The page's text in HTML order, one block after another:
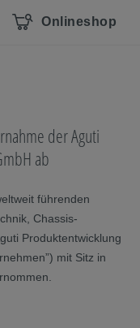
Onlineshop
der Aguti
ab
führenden
Chassis-
Produktentwicklung
mit Sitz in